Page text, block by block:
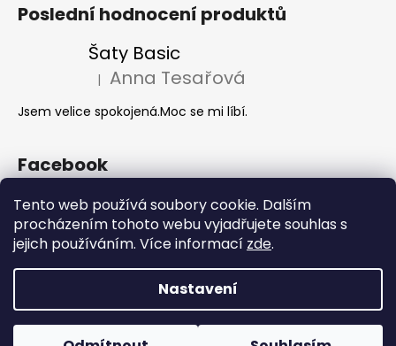
Tento web používá soubory cookie. Dalším
procházením tohoto webu vyjadřujete souhlas s
jejich používáním. Více informací zde.
Nastavení
Poslední hodnocení produktů
Šaty Basic
Hodnocení produktu je 5 z 5 hvězdiček.
| Anna Tesařová
Jsem velice spokojená.Moc se mi líbí.
Facebook
Akce 2+1
Copyright 2026Hanie's Style. Všechna práva vyhrazena.